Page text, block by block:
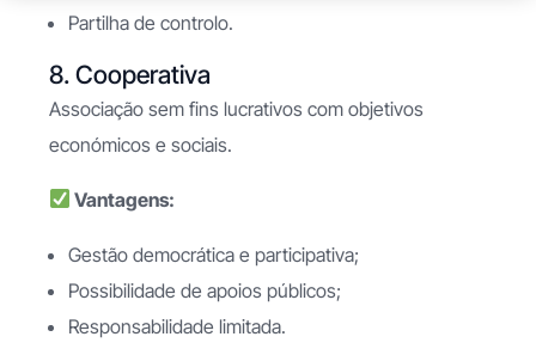
Partilha de controlo.
8. Cooperativa
Associação sem fins lucrativos com objetivos
económicos e sociais.
Vantagens:
Gestão democrática e participativa;
Possibilidade de apoios públicos;
Responsabilidade limitada.